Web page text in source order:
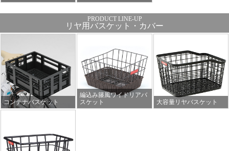
リヤ用バスケット・カバー
コンテナバスケット
編込み籐風ワイドリアバ
スケット
大容量リヤバスケット